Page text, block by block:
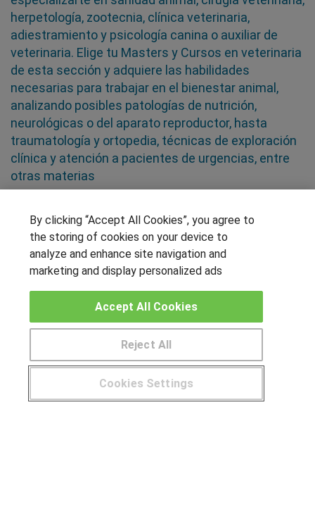
herpetología, zootecnia, clínica veterinaria,
adiestramiento y psicología canina o auxiliar de
veterinaria. Elige tu Masters y Cursos en veterinaria
de esta sección y adquiere las habilidades
necesarias para trabajar en el bienestar animal,
analizando posibles patologías de nutrición,
neurológicas o del aparato reproductor, hasta
traumatología y ortopedia, técnicas de exploración
clínica y atención a pacientes de urgencias, entre
otras materias
SÍGUENOS EN LAS REDES
OTROS GRUPOS DE INTERES
Muro de los idiomas
Hablemos de empleo
Locos por las becas
CENTROS DE FORMACIÓN
¿Tienes alguna duda? 900 264 357
By clicking “Accept All Cookies”, you agree to
the storing of cookies on your device to
analyze and enhance site navigation and
marketing and display personalized ads
Cookies Settings
Reject All
Accept All Cookies